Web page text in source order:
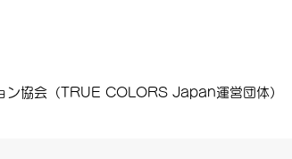
ン協会（TRUE COLORS Japan運営団体）